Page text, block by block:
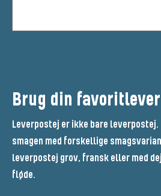
Brug din
Leverpostej er ikke bare
smagen med forskellige
leverpostej grov, fransk eller med
fløde.